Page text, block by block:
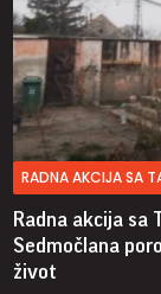
RADNA AKCIJA SA
Radna akcija sa
Sedmočlana
život